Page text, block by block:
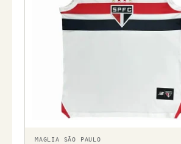
MAGLIA SÃO PAULO